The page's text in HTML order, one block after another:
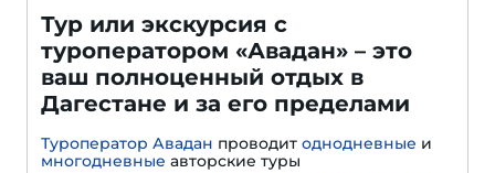
Тур или экскурсия с
туроператором «Авадан» – это
ваш полноценный отдых в
Дагестане и за его пределами
Туроператор Авадан проводит однодневные и
многодневные авторские туры